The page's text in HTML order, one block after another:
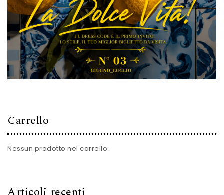
Carrello
Nessun prodotto nel carrello.